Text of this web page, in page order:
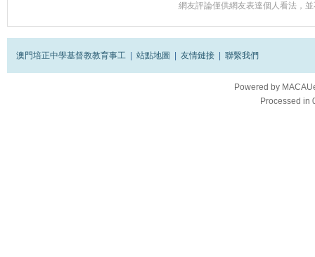
網友評論僅供網友表達個人看法，
澳門培正中學基督教教育事工 站點地圖 友情鏈接 聯繫我們
Powered by
Processed in